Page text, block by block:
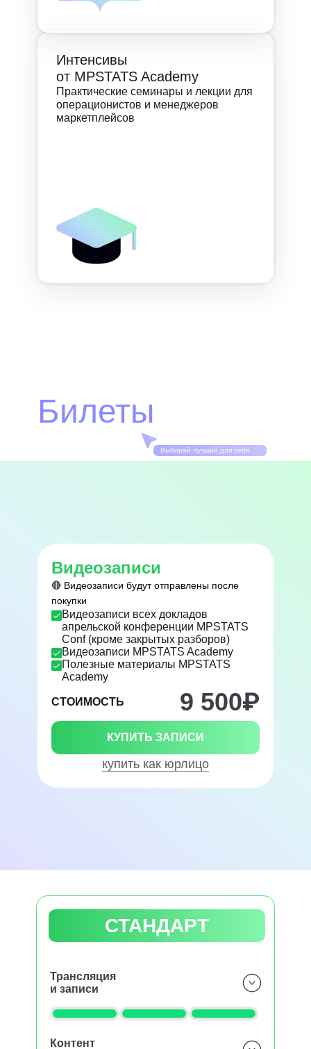
Интенсивы
от MPSTATS Academy
Практические семинары и лекции для
операционистов и менеджеров
маркетплейсов
Билеты
Выбирай лучший для себя
Видеозаписи
🔴 Видеозаписи будут отправлены после
покупки
Видеозаписи всех докладов
апрельской конференции MPSTATS
Conf (кроме закрытых разборов)
Видеозаписи MPSTATS Academy
Полезные материалы MPSTATS
Academy
СТОИМОСТЬ 9 500₽
КУПИТЬ ЗАПИСИ
купить как юрлицо
СТАНДАРТ
Трансляция
и записи
Прямая трансляция докладов Сцены
Контент